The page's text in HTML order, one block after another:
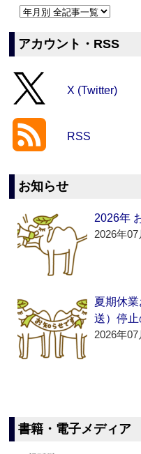
アカウント・RSS
X (Twitter)
RSS
お知らせ
2026年
2026年
夏期休
送）停
2026年
書籍・電子メディア